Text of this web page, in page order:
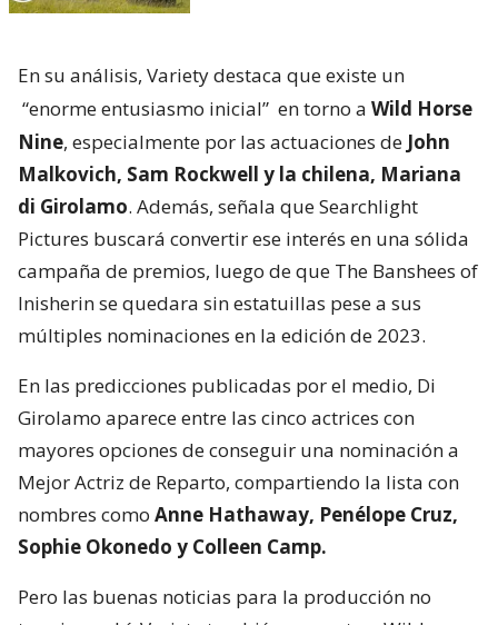
En su análisis, Variety destaca que existe un
“enorme entusiasmo inicial” en torno a Wild Horse
Nine, especialmente por las actuaciones de John
Malkovich, Sam Rockwell y la chilena, Mariana
di Girolamo. Además, señala que Searchlight
Pictures buscará convertir ese interés en una sólida
campaña de premios, luego de que The Banshees of
Inisherin se quedara sin estatuillas pese a sus
múltiples nominaciones en la edición de 2023.
En las predicciones publicadas por el medio, Di
Girolamo aparece entre las cinco actrices con
mayores opciones de conseguir una nominación a
Mejor Actriz de Reparto, compartiendo la lista con
nombres como Anne Hathaway, Penélope Cruz,
Sophie Okonedo y Colleen Camp.
Pero las buenas noticias para la producción no